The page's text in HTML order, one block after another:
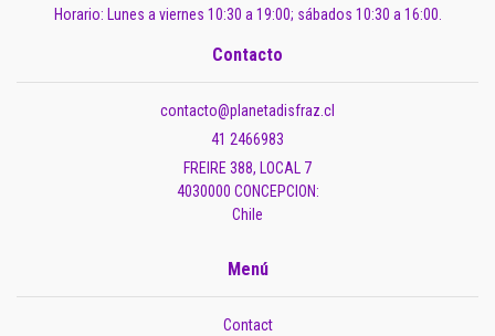
Horario: Lunes a viernes 10:30 a 19:00; sábados 10:30 a 16:00.
Contacto
contacto@planetadisfraz.cl
41 2466983
FREIRE 388, LOCAL 7
4030000 CONCEPCION:
Chile
Menú
Contact